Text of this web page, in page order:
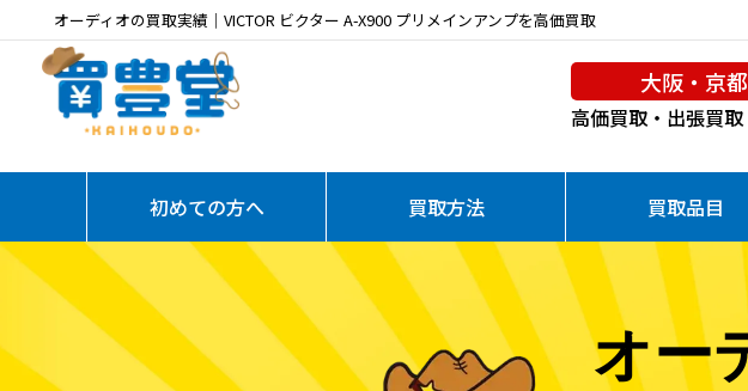
オーディオの買取実績｜VICTOR ビクター A-X900 プリメインアンプを高価買取
大阪・京
高価買取・出張買
初めての方へ 買取方法 買取品目
オー